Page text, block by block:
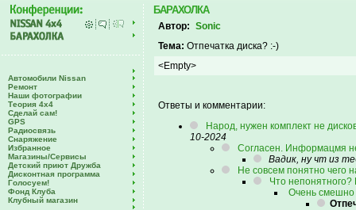
Автомобили Nissan
Ремонт
Наши фотографии
Теория 4х4
Сделай сам!
GPS
Радиосвязь
Снаряжение
Избранное
Магазины/Сервисы
Детский приют Дружба
Дисконтная программа
Голосуем!
Фонд Клуба
Клубный магазин
БАРАХОЛКА
Автор: Sonic
Тема: Отпечатка диска? :-)
<Empty>
Ответы и комментарии:
Народ, нужен комплект не
10-2024
Согласен. Информацмя
Вадик, ну чт из
Не совсем понятно чего
Что непонятного?
Очень смешно